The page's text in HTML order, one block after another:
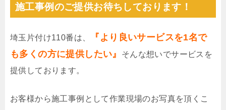
施工事例のご提供お待ちしております！
埼玉片付け110番は、
『より良いサービスを1名で
も多くの方に提供したい』
そんな想いでサービスを
提供しております。
お客様から施工事例として作業現場のお写真を頂くこ